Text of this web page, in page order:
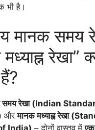
भी है।
मानक समय
रेखा”
समय रेखा (Indian
औरमानक मध्याह्न रेखा